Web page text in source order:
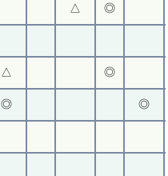
△ ◎
△ ◎
◎ ◎